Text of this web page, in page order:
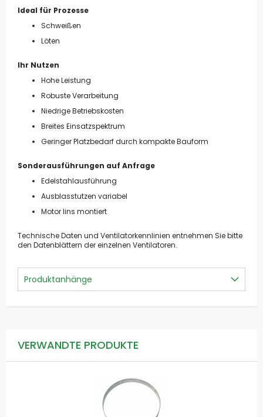
Ideal für Prozesse
Schweißen
Löten
Ihr Nutzen
Hohe Leistung
Robuste Verarbeitung
Niedrige Betriebskosten
Breites Einsatzspektrum
Geringer Platzbedarf durch kompakte Bauform
Sonderausführungen auf Anfrage
Edelstahlausführung
Ausblasstutzen variabel
Motor lins montiert
Technische Daten und Ventilatorkennlinien entnehmen Sie bitte
den Datenblättern der einzelnen Ventilatoren.
Produktanhänge
VERWANDTE PRODUKTE